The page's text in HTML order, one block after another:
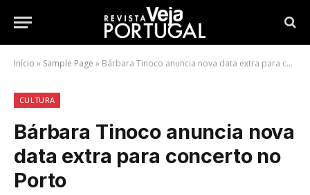
Início » Sample Page » Bárbara Tinoco anuncia nova data extra para concerto no Porto
CULTURA
Bárbara Tinoco anuncia nova
data extra para concerto no
Porto